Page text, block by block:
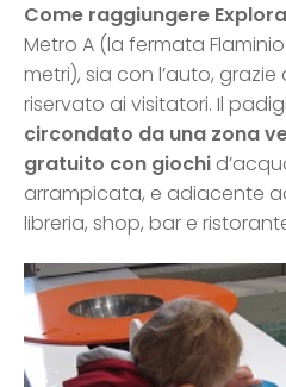
Come raggiungere Explora
Metro A (la fermata
metri), sia con l’auto,
riservato ai visitatori. Il
circondato da una zona
gratuito con giochi
arrampicata, e adiacente
libreria, shop, bar e